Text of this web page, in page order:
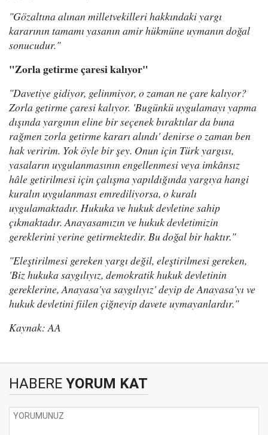
"Gözaltına alınan milletvekilleri hakkındaki yargı
kararının tamamı yasanın amir hükmüne uymanın doğal
sonucudur."
"Zorla getirme çaresi kalıyor"
"Davetiye gidiyor, gelinmiyor, o zaman ne çare kalıyor?
Zorla getirme çaresi kalıyor. 'Bugünkü uygulamayı yapma
dışında yargının eline bir seçenek bıraktılar da buna
rağmen zorla getirme kararı alındı' denirse o zaman ben
hak veririm. Yok öyle bir şey. Onun için Türk yargısı,
yasaların uygulanmasının engellenmesi veya imkânsız
hâle getirilmesi için çalışma yapıldığında yargıya hangi
kuralın uygulanması emrediliyorsa, o kuralı
uygulamaktadır. Hukuka ve hukuk devletine sahip
çıkmaktadır. Anayasamızın ve hukuk devletimizin
gereklerini yerine getirmektedir. Bu doğal bir haktır."
"Eleştirilmesi gereken yargı değil, eleştirilmesi gereken,
'Biz hukuka saygılıyız, demokratik hukuk devletinin
gereklerine, Anayasa'ya saygılıyız' deyip de Anayasa'yı ve
hukuk devletini fiilen çiğneyip davete uymayanlardır."
Kaynak: AA
HABERE YORUM KAT